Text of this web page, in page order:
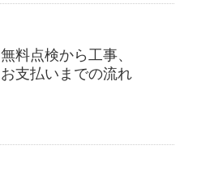
無料点検から工事、
お支払いまでの流れ